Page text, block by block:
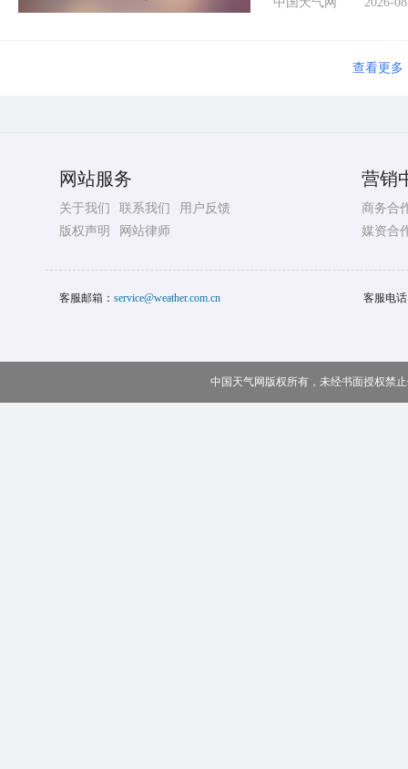
查看更多
网站服务
关于我们 联系我们
用户反馈
版权声明
网站律师
营销
商务合
媒资合
客服邮箱： service@weather.com.cn 客服电
中国天气网版权所有，未经书面授权